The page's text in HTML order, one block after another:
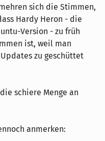
sich die Stimmen,
Hardy Heron - die
Version - zu früh
ist, weil man
zu geschüttet
schiere Menge an
anmerken: